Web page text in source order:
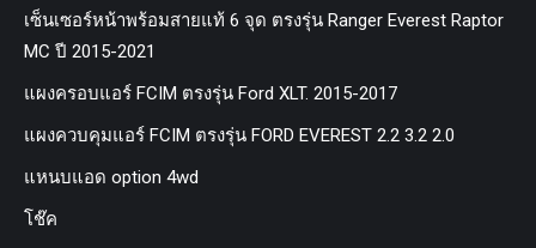
เซ็นเซอร์หน้าพร้อมสายแท้ 6 จุด ตรงรุ่น Ranger Everest Raptor
MC ปี 2015-2021
แผงครอบแอร์ FCIM ตรงรุ่น Ford XLT. 2015-2017
แผงควบคุมแอร์ FCIM ตรงรุ่น FORD EVEREST 2.2 3.2 2.0
แหนบแอด option 4wd
โช๊ค